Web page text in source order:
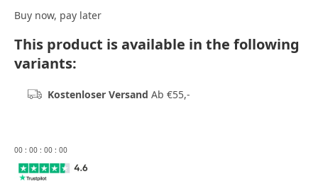
Buy now, pay later
This product is available in the following
variants:
Kostenloser Versand Ab €55,-
00 : 00 : 00 : 00